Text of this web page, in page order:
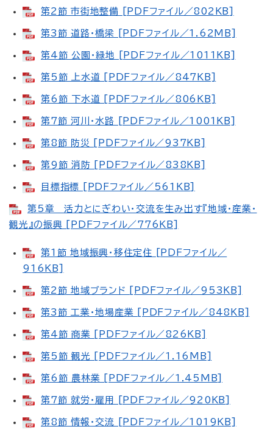
第2節 市街地整備 [PDFファイル／802KB]
第3節 道路・橋梁 [PDFファイル／1.62MB]
第4節 公園・緑地 [PDFファイル／1011KB]
第5節 上水道 [PDFファイル／847KB]
第6節 下水道 [PDFファイル／806KB]
第7節 河川・水路 [PDFファイル／1001KB]
第8節 防災 [PDFファイル／937KB]
第9節 消防 [PDFファイル／838KB]
目標指標 [PDFファイル／561KB]
第5章 活力とにぎわい・交流を生み出す『地域・産業・
観光』の振興 [PDFファイル／776KB]
第1節 地域振興・移住定住 [PDFファイル／
916KB]
第2節 地域ブランド [PDFファイル／953KB]
第3節 工業・地場産業 [PDFファイル／848KB]
第4節 商業 [PDFファイル／826KB]
第5節 観光 [PDFファイル／1.16MB]
第6節 農林業 [PDFファイル／1.45MB]
第7節 就労・雇用 [PDFファイル／920KB]
第8節 情報・交流 [PDFファイル／1019KB]